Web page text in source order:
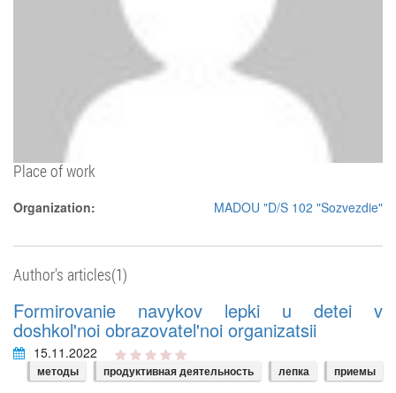
Place of work
Organization: MADOU "D/S 102 "Sozvezdie"
Author's articles(1)
Formirovanie navykov lepki u detei v
doshkol'noi obrazovatel'noi organizatsii
15.11.2022
методы продуктивная деятельность лепка приемы